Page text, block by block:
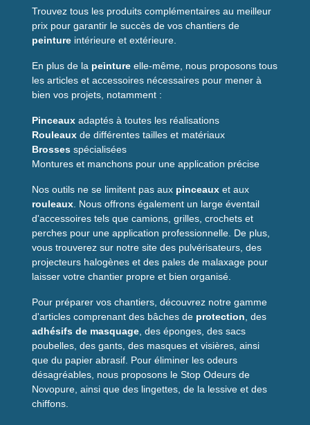
différents matériaux et est conseillé pour des joints propres et
résistants.
Caractéristiques
principales
Contenance
Type
Mastic acryliqueanti-moisissures
Supports
Murs, sols, carrelage, céramique, émaux,
synthétiques
immergées)
Résistance
humidité
Oui,étancheaprès séchage
Emissions
A+
Conservation
Min. 12 mois dans emballage d'origine
Origine
Fabriqué en Europe
Conseils d'utilisation
Avant application, les surfaces doivent être propres,
sèches et dépoussiérées. Couper l'embout au
diamètre souhaité, appliquer avec un pistolet, lisser
Trouvez tous les produits complémentaires au meilleur
prix pour garantir le succès de vos chantiers de
peinture intérieure et extérieure.
En plus de la peinture elle-même, nous proposons tous
les articles et accessoires nécessaires pour mener à
bien vos projets, notamment :
Pinceaux adaptés à toutes les réalisations
Rouleaux de différentes tailles et matériaux
Brosses spécialisées
Montures et manchons pour une application précise
Nos outils ne se limitent pas aux pinceaux et aux
rouleaux . Nous offrons également un large éventail
d'accessoires tels que camions, grilles, crochets et
perches pour une application professionnelle. De plus,
vous trouverez sur notre site des pulvérisateurs, des
projecteurs halogènes et des pales de malaxage pour
laisser votre chantier propre et bien organisé.
Pour préparer vos chantiers, découvrez notre gamme
d'articles comprenant des bâches de protection , des
adhésifs de masquage , des éponges, des sacs
poubelles, des gants, des masques et visières, ainsi
que du papier abrasif. Pour éliminer les odeurs
désagréables, nous proposons le Stop Odeurs de
Novopure, ainsi que des lingettes, de la lessive et des
chiffons.